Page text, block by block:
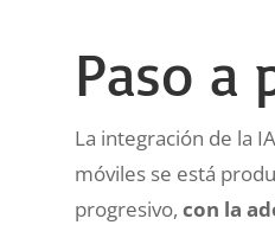
Paso a
La integración de la
móviles se está
progresivo, con la